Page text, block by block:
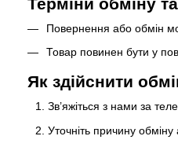
Повернення або обмін
Товар повинен бути у
Як здійснити
Зв’яжіться з нами за
Уточніть причину